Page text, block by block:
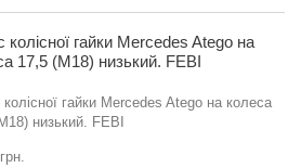
колісної гайки Mercedes Atego на
17,5 (M18) низький. FEBI
колісної гайки Mercedes Atego на колеса
низький. FEBI